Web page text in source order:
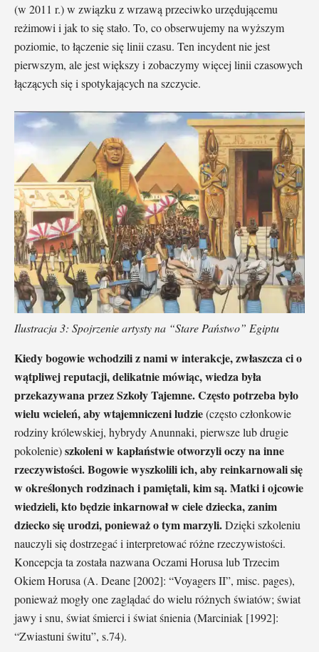
(w 2011 r.) w związku z wrzawą przeciwko urzędującemu
reżimowi i jak to się stało. To, co obserwujemy na wyższym
poziomie, to łączenie się linii czasu. Ten incydent nie jest
pierwszym, ale jest większy i zobaczymy więcej linii czasowych
łączących się i spotykających na szczycie.
Ilustracja 3: Spojrzenie artysty na “Stare Państwo” Egiptu
Kiedy bogowie wchodzili z nami w interakcje, zwłaszcza ci o
wątpliwej reputacji, delikatnie mówiąc, wiedza była
przekazywana przez Szkoły Tajemne. Często potrzeba było
wielu wcieleń, aby wtajemniczeni ludzie(często członkowie
rodziny królewskiej, hybrydy Anunnaki, pierwsze lub drugie
pokolenie)szkoleni w kapłaństwie otworzyli oczy na inne
rzeczywistości. Bogowie wyszkolili ich, aby reinkarnowali się
w określonych rodzinach i pamiętali, kim są. Matki i ojcowie
wiedzieli, kto będzie inkarnował w ciele dziecka, zanim
dziecko się urodzi, ponieważ o tym marzyli.Dzięki szkoleniu
nauczyli się dostrzegać i interpretować różne rzeczywistości.
Koncepcja ta została nazwana Oczami Horusa lub Trzecim
Okiem Horusa (A. Deane [2002]: “Voyagers II”, misc. pages),
ponieważ mogły one zaglądać do wielu różnych światów; świat
jawy i snu, świat śmierci i świat śnienia (Marciniak [1992]:
“Zwiastuni świtu”, s.74).